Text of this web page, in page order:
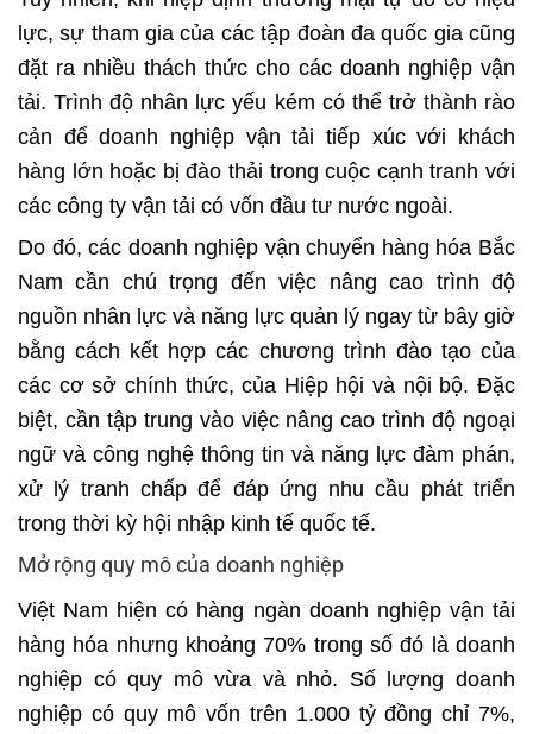
lực, sự tham gia của các tập đoàn đa quốc gia cũng
đặt ra nhiều thách thức cho các doanh nghiệp vận
tải. Trình độ nhân lực yếu kém có thể trở thành rào
cản để doanh nghiệp vận tải tiếp xúc với khách
hàng lớn hoặc bị đào thải trong cuộc cạnh tranh với
các công ty vận tải có vốn đầu tư nước ngoài.
Do đó, các doanh nghiệp vận chuyển hàng hóa Bắc
Nam cần chú trọng đến việc nâng cao trình độ
nguồn nhân lực và năng lực quản lý ngay từ bây giờ
bằng cách kết hợp các chương trình đào tạo của
các cơ sở chính thức, của Hiệp hội và nội bộ. Đặc
biệt, cần tập trung vào việc nâng cao trình độ ngoại
ngữ và công nghệ thông tin và năng lực đàm phán,
xử lý tranh chấp để đáp ứng nhu cầu phát triển
trong thời kỳ hội nhập kinh tế quốc tế.
Mở rộng quy mô của doanh nghiệp
Việt Nam hiện có hàng ngàn doanh nghiệp vận tải
hàng hóa nhưng khoảng 70% trong số đó là doanh
nghiệp có quy mô vừa và nhỏ. Số lượng doanh
nghiệp có quy mô vốn trên 1.000 tỷ đồng chỉ 7%,